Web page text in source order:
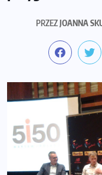
PRZEZJOANNA